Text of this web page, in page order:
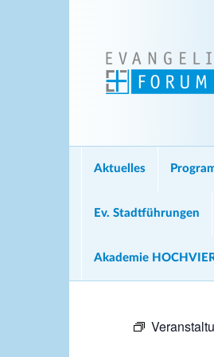
Aktuelles
Ev. Stadtführungen
Akademie